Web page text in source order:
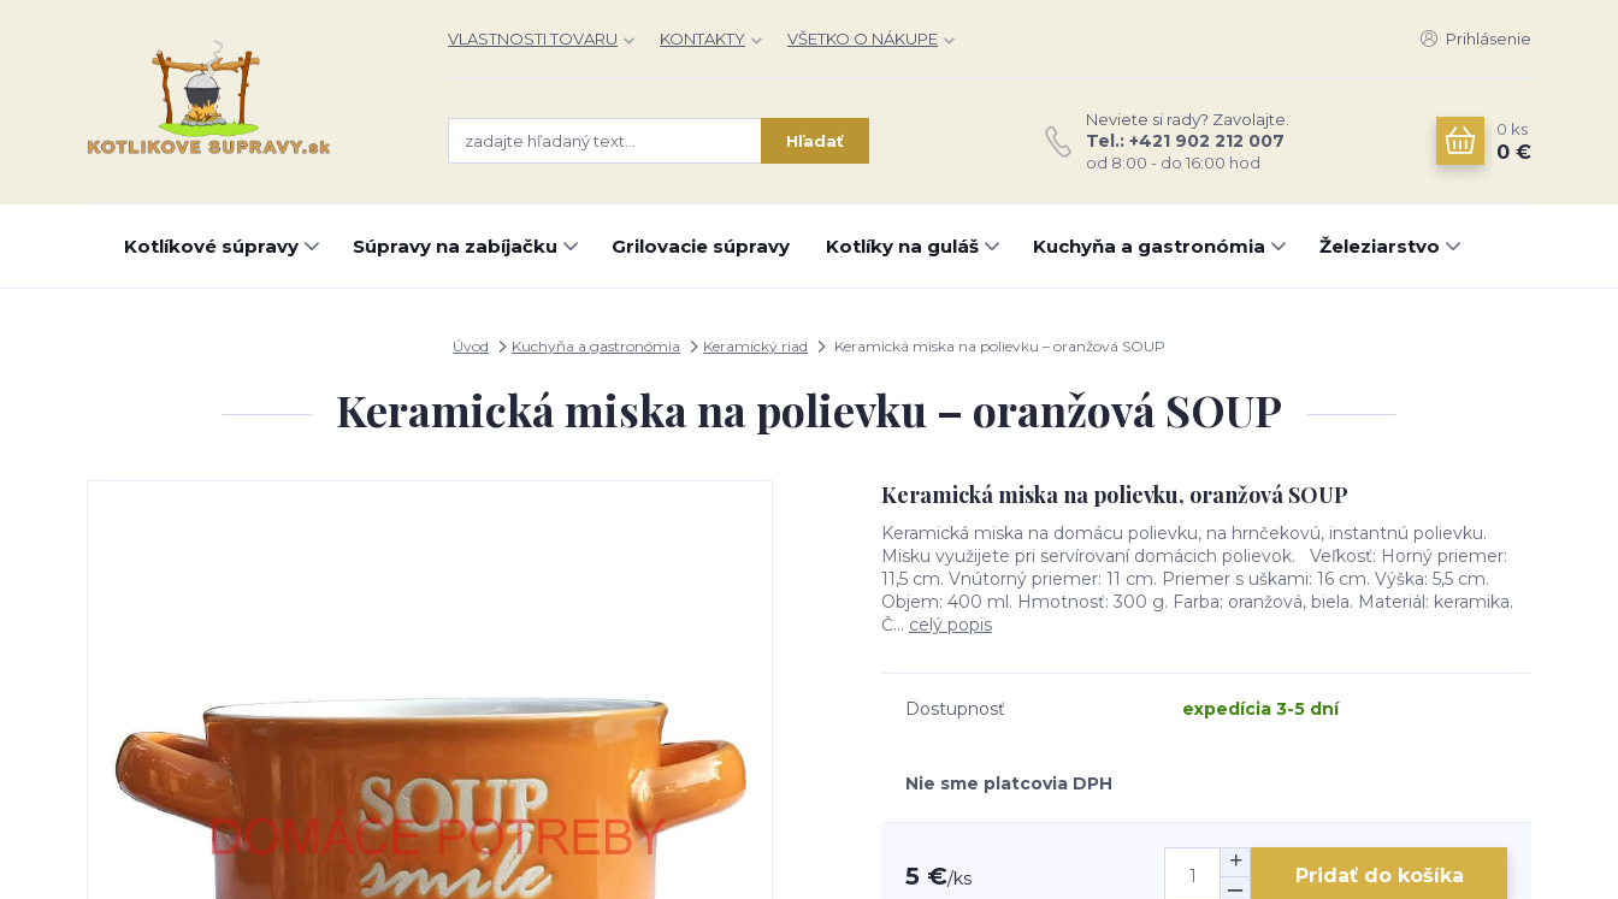
VLASTNOSTI TOVARU KONTAKTY VŠETKO O NÁKUPE Prihlásenie
Hľadať
Neviete si rady? Zavolajte.
Tel.: +421 902 212 007
od 8:00 - do 16:00 hod
0 ks
0 €
Kotlíkové súpravy Súpravy na zabíjačku Grilovacie súpravy Kotlíky na guláš Kuchyňa a gastronómia Železiarstvo
Úvod Kuchyňa a gastronómia Keramický riad Keramická miska na polievku – oranžová SOUP
Keramická miska na polievku – oranžová SOUP
Keramická miska na polievku, oranžová SOUP
Keramická miska na domácu polievku, na hrnčekovú, instantnú polievku.
Misku využijete pri servírovaní domácich polievok. Veľkosť: Horný priemer:
11,5 cm. Vnútorný priemer: 11 cm. Priemer s uškami: 16 cm. Výška: 5,5 cm.
Objem: 400 ml. Hmotnosť: 300 g. Farba: oranžová, biela. Materiál: keramika.
Č... celý popis
Dostupnosť expedícia 3-5 dní
Nie sme platcovia DPH
5 €/ks Pridať do košíka